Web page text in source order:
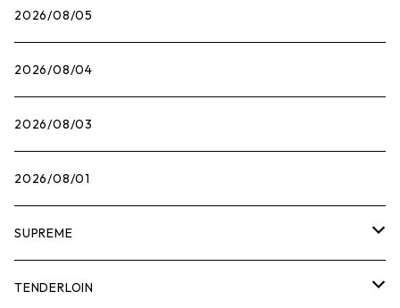
2026/08/05
2026/08/04
2026/08/03
2026/08/01
SUPREME
Tシャツ
TENDERLOIN